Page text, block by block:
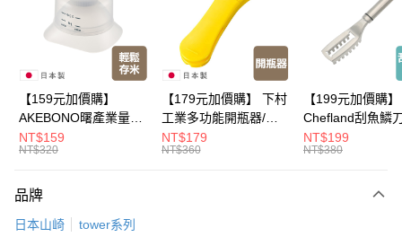
悠遊付
全盈+PAY
大哥付你分期
相關說明
2.付款方式選擇「大哥付你分期」，訂單成立後會自動跳轉到大哥付的交易
成交易。
運送方式
【159元加價購】
AKEBONO曙產業量米
杯漏斗組(白)/量米杯/
米桶/量米用具/任二件8
NT$159
NT$320
【179元加價購】 下村
工業多功能開瓶器/開
瓶器/餐廚用品/料理道
具/任二件8折
NT$179
NT$360
【199元加價購】
Chefland刮魚鱗
魚鱗器/廚房用品/
道具/任二件8折
NT$199
NT$380
品牌
日本山崎 tower系列